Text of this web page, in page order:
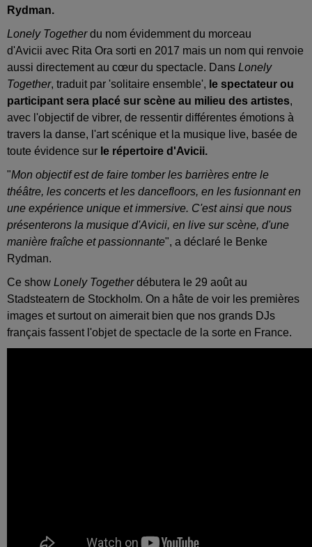
Rydman.
Lonely Togetherdu nom évidemment du morceau
d'Avicii avec Rita Ora sorti en 2017 mais un nom qui renvoie
aussi directement au cœur du spectacle. Dans Lonely
Together, traduit par 'solitaire ensemble', le spectateur ou
participant sera placé sur scène au milieu des artistes,
avec l'objectif de vibrer, de ressentir différentes émotions à
travers la danse, l'art scénique et la musique live, basée de
toute évidence sur le répertoire d'Avicii.
"Mon objectif est de faire tomber les barrières entre le
théâtre, les concerts et les dancefloors, en les fusionnant en
une expérience unique et immersive. C'est ainsi que nous
présenterons la musique d'Avicii, en live sur scène, d'une
manière fraîche et passionnante", a déclaré le Benke
Rydman.
Ce show Lonely Togetherdébutera le 29 août au
Stadsteatern de Stockholm. On a hâte de voir les premières
images et surtout on aimerait bien que nos grands DJs
français fassent l'objet de spectacle de la sorte en France.